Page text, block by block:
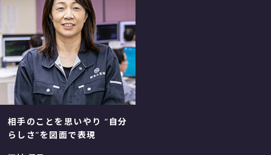
相手のことを思いやり “自分
らしさ”を図面で表現